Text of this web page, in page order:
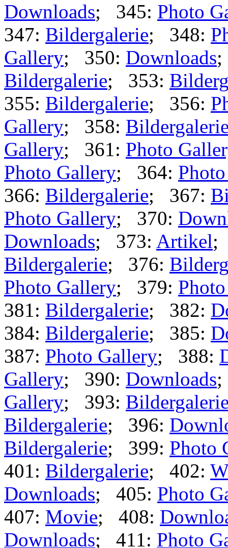
Downloads; 345: Photo
347: Bildergalerie; 348:
Gallery; 350: Downloads
Bildergalerie; 353:
355: Bildergalerie; 356:
Gallery; 358:
Gallery; 361: Photo
Photo Gallery; 364:
366: Bildergalerie; 367:
Photo Gallery; 370:
Downloads; 373: Artikel;
Bildergalerie; 376:
Photo Gallery; 379:
381: Bildergalerie; 382:
384: Bildergalerie; 385:
387: Photo Gallery; 388:
Gallery; 390: Downloads
Gallery; 393:
Bildergalerie; 396:
Bildergalerie; 399: Photo
401: Bildergalerie; 402:
Downloads; 405: Photo
407: Movie; 408:
Downloads; 411: Photo